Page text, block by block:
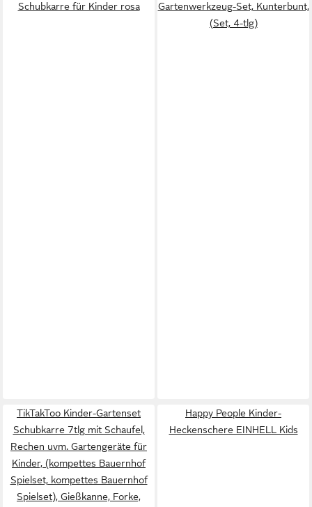
Schubkarre für Kinder rosa
Gartenwerkzeug-Set, Kunterbunt,
(Set, 4-tlg)
TikTakToo Kinder-Gartenset
Schubkarre 7tlg mit Schaufel,
Rechen uvm. Gartengeräte für
Kinder, (kompettes Bauernhof
Spielset, kompettes Bauernhof
Spielset), Gießkanne, Forke,
Happy People Kinder-
Heckenschere EINHELL Kids